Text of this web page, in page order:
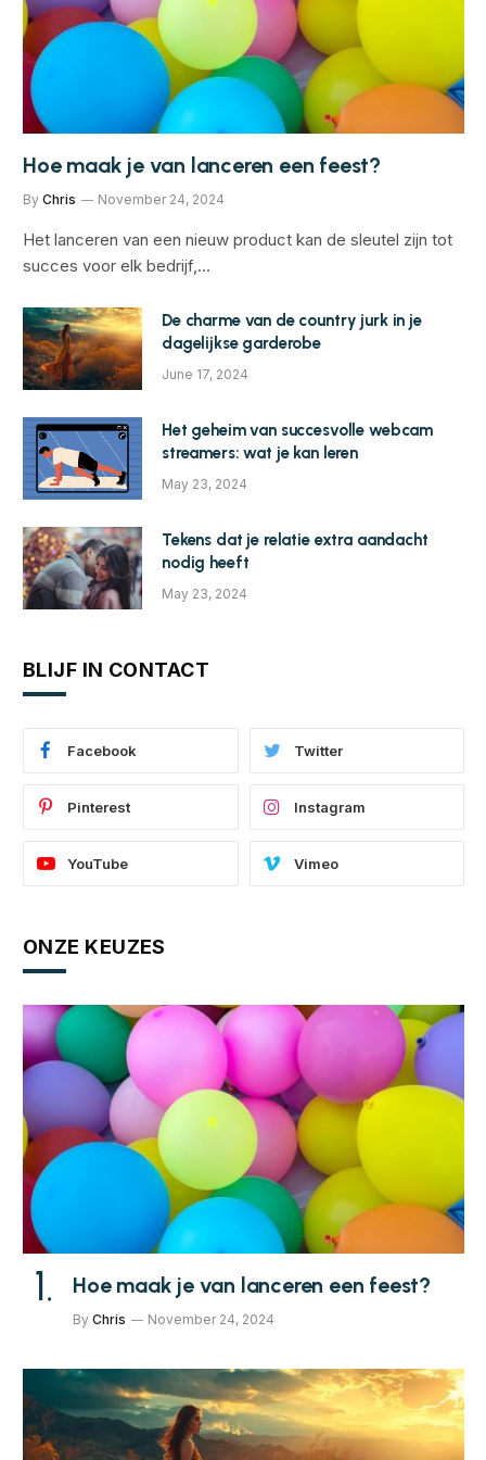
Hoe maak je van lanceren een feest?
By Chris November 24, 2024
Het lanceren van een nieuw product kan de sleutel zijn tot
succes voor elk bedrijf,…
De charme van de country jurk in je
dagelijkse garderobe
June 17, 2024
Het geheim van succesvolle webcam
streamers: wat je kan leren
May 23, 2024
Tekens dat je relatie extra aandacht
nodig heeft
May 23, 2024
BLIJF IN CONTACT
Facebook Twitter
Pinterest Instagram
YouTube Vimeo
ONZE KEUZES
Hoe maak je van lanceren een feest?
By Chris November 24, 2024